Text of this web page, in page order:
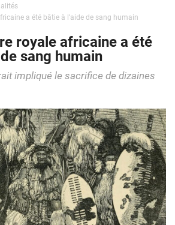
a été bâtie à l’aide de sang humain
royale africaine a été
sang humain
impliqué le sacrifice de dizaines